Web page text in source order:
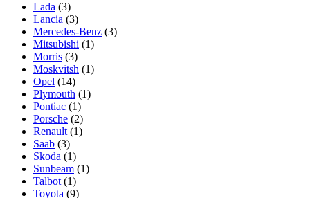
Lada (3)
Lancia (3)
Mercedes-Benz (3)
Mitsubishi (1)
Morris (3)
Moskvitsh (1)
Opel (14)
Plymouth (1)
Pontiac (1)
Porsche (2)
Renault (1)
Saab (3)
Skoda (1)
Sunbeam (1)
Talbot (1)
Toyota (9)